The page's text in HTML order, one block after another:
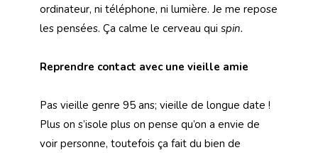
ordinateur, ni téléphone, ni lumière. Je me repose
les pensées. Ça calme le cerveau qui spin.
Reprendre contact avec une vieille amie
Pas vieille genre 95 ans; vieille de longue date !
Plus on s’isole plus on pense qu’on a envie de
voir personne, toutefois ça fait du bien de